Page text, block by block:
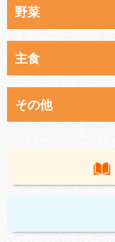
野菜
主食
その他